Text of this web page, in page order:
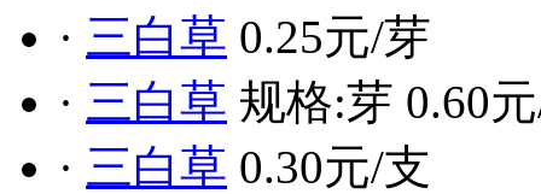
· 三白草 0.25元/芽
· 三白草 规格:芽 0.60
· 三白草 0.30元/支